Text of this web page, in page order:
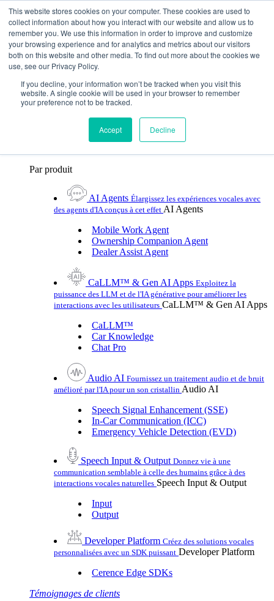
This website stores cookies on your computer. These cookies are used to
collect information about how you interact with our website and allow us to
remember you. We use this information in order to improve and customize
your browsing experience and for analytics and metrics about our visitors
both on this website and other media. To find out more about the cookies we
use, see our Privacy Policy.
If you decline, your information won’t be tracked when you visit this
website. A single cookie will be used in your browser to remember
your preference not to be tracked.
Accept Decline
Skip To Content
Toggle Navigation
Plateformes et produits
Plateformes et produits
Par UX Platform
vocale automobile avec l'IA hybride agentic
Cerence Assistant
Profitez de l'assistance vocale
Par produit
AI Agents Élargissez les expériences vocales avec
des agents d'IA conçus à cet effet AI Agents
Mobile Work Agent
Ownership Companion Agent
Dealer Assist Agent
CaLLM™ & Gen AI Apps Exploitez la
puissance des LLM et de l'IA générative pour améliorer les
interactions avec les utilisateurs CaLLM™ & Gen AI Apps
CaLLM™
Car Knowledge
Chat Pro
Audio AI Fournissez un traitement audio et de bruit
amélioré par l'IA pour un son cristallin Audio AI
Speech Signal Enhancement (SSE)
In-Car Communication (ICC)
Emergency Vehicle Detection (EVD)
Speech Input & Output Donnez vie à une
communication semblable à celle des humains grâce à des
interactions vocales naturelles Speech Input & Output
Input
Output
Developer Platform Créez des solutions vocales
personnalisées avec un SDK puissant Developer Platform
Cerence Edge SDKs
Témoignages de clients